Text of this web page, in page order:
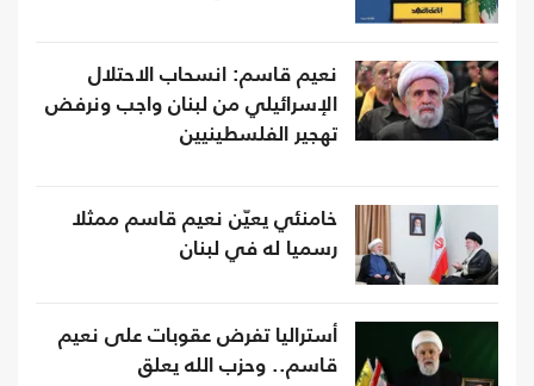
نعيم قاسم: انسحاب الاحتلال
الإسرائيلي من لبنان واجب ونرفض
تهجير الفلسطينيين
خامنئي يعيّن نعيم قاسم ممثلا
رسميا له في لبنان
أستراليا تفرض عقوبات على نعيم
قاسم.. وحزب الله يعلق